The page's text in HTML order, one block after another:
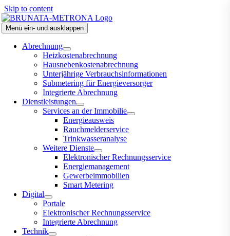
Skip to content
Menü ein- und ausklappen
Abrechnung
Heizkostenabrechnung
Hausnebenkostenabrechnung
Unterjährige Verbrauchsinformationen
Submetering für Energieversorger
Integrierte Abrechnung
Dienstleistungen
Services an der Immobilie
Energieausweis
Rauchmelderservice
Trinkwasseranalyse
Weitere Dienste
Elektronischer Rechnungsservice
Energiemanagement
Gewerbeimmobilien
Smart Metering
Digital
Portale
Elektronischer Rechnungsservice
Integrierte Abrechnung
Technik